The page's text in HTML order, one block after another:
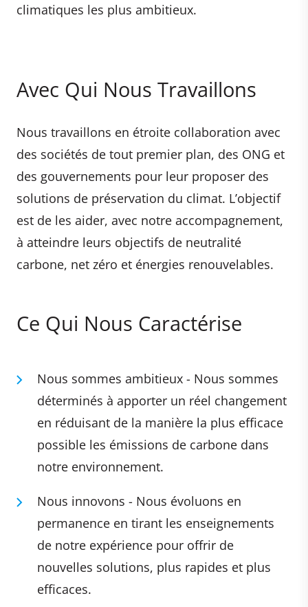
climatiques les plus ambitieux.
Avec Qui Nous Travaillons
Nous travaillons en étroite collaboration avec
des sociétés de tout premier plan, des ONG et
des gouvernements pour leur proposer des
solutions de préservation du climat. L’objectif
est de les aider, avec notre accompagnement,
à atteindre leurs objectifs de neutralité
carbone, net zéro et énergies renouvelables.
Ce Qui Nous Caractérise
Nous sommes ambitieux - Nous sommes
déterminés à apporter un réel changement
en réduisant de la manière la plus efficace
possible les émissions de carbone dans
notre environnement.
Nous innovons - Nous évoluons en
permanence en tirant les enseignements
de notre expérience pour offrir de
nouvelles solutions, plus rapides et plus
efficaces.